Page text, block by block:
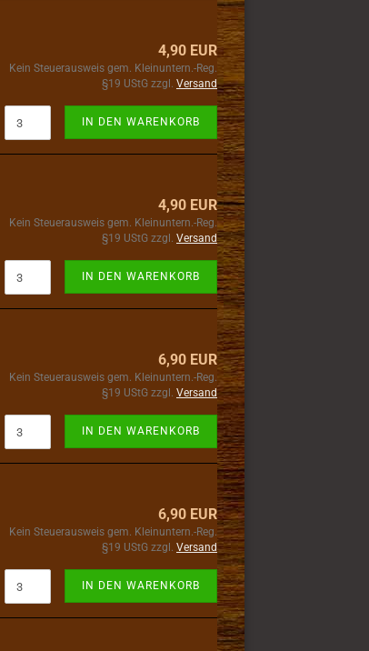
4,90 EUR
Kein Steuerausweis gem. Kleinuntern.-Reg.
§19 UStG zzgl. Versand
IN DEN WARENKORB
4,90 EUR
Kein Steuerausweis gem. Kleinuntern.-Reg.
§19 UStG zzgl. Versand
IN DEN WARENKORB
6,90 EUR
Kein Steuerausweis gem. Kleinuntern.-Reg.
§19 UStG zzgl. Versand
IN DEN WARENKORB
6,90 EUR
Kein Steuerausweis gem. Kleinuntern.-Reg.
§19 UStG zzgl. Versand
IN DEN WARENKORB